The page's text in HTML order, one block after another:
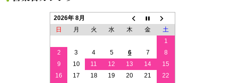
2026年 8月
日
月 火 水 木 金
土
1
2
3 4 5 6 7
8
9
10 11 12 13 14
15
16
17 18 19 20 21
22